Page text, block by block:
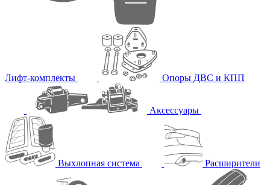
Лифт-комплекты Опоры ДВС и КПП
Аксессуары
Выхлопная система Расширители